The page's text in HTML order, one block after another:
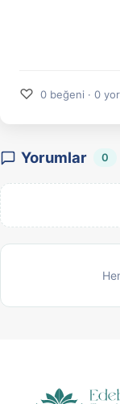
♡ 0 beğeni · 0
Yorumlar 0